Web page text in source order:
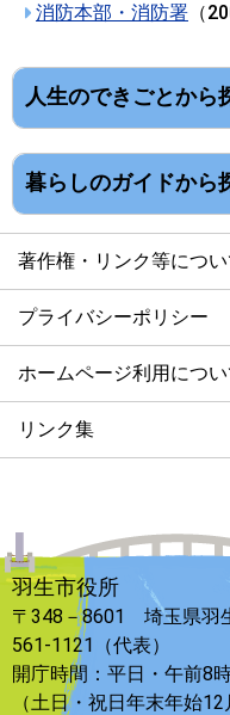
消防本部・消防署 （
人生のできごとから
暮らしのガイドから
著作権・リンク等につい
プライバシーポリシー
ホームページ利用につい
リンク集
羽生市役所
〒348－8601 埼玉県羽
561-1121（代表）
開庁時間：平日・午前8
（土日・祝日年末年始